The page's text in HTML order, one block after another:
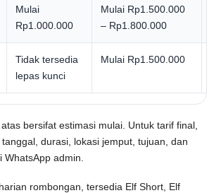
Mulai
Rp1.000.000
Mulai Rp1.500.000
– Rp1.800.000
Tidak tersedia
lepas kunci
Mulai Rp1.500.000
bersifat estimasi mulai. Untuk tarif final,
durasi, lokasi jemput, tujuan, dan
admin.
rombongan, tersedia Elf Short, Elf